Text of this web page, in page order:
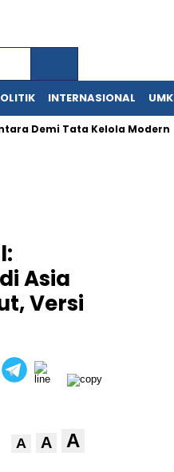
INTERNASIONAL
Demi Tata Kelola Modern
Asia
Versi
A A A